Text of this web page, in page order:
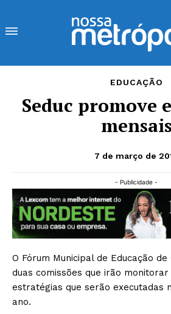
EDUCAÇÃO
Seduc promove
mensais
7 de março de
- Publicidade -
O Fórum Municipal de Educação
duas comissões que irão
estratégias que serão executadas
ano.